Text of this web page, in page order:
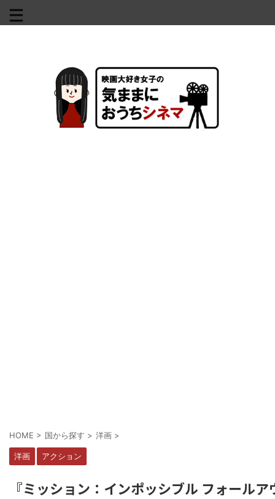
HOME > 国から探す > 洋画 >
洋画 アクション
『ミッション：インポッシブル フォールア